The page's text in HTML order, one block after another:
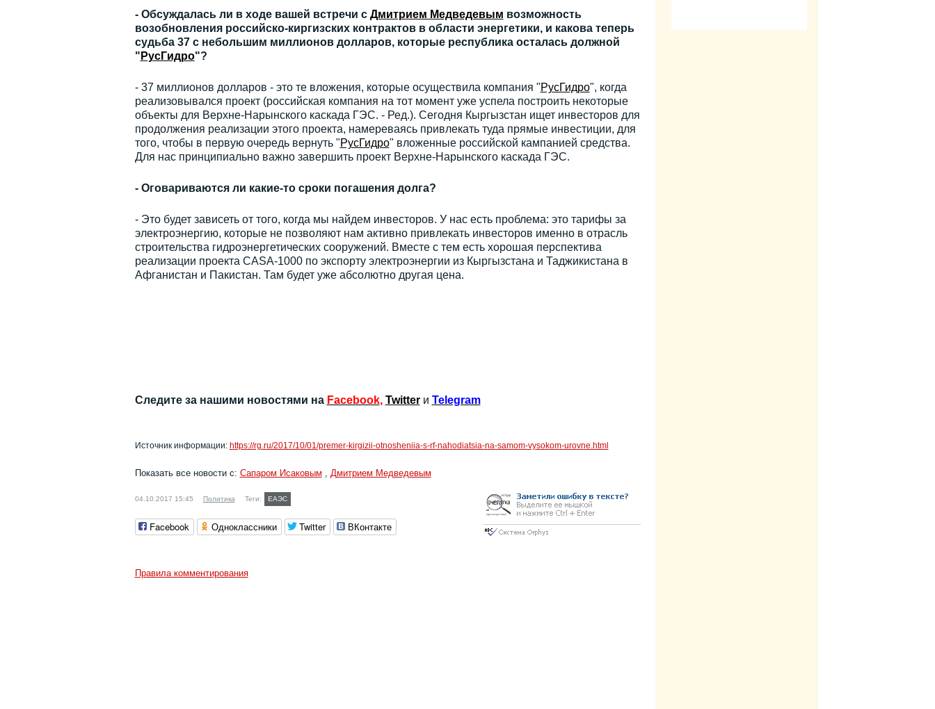
- Обсуждалась ли в ходе вашей встречи с Дмитрием Медведевым возможность
возобновления российско-киргизских контрактов в области энергетики, и какова теперь
судьба 37 с небольшим миллионов долларов, которые республика осталась должной
" РусГидро"?
- 37 миллионов долларов - это те вложения, которые осуществила компания "РусГидро", когда
реализовывался проект (российская компания на тот момент уже успела построить некоторые
объекты для Верхне-Нарынского каскада ГЭС. - Ред.). Сегодня Кыргызстан ищет инвесторов для
продолжения реализации этого проекта, намереваясь привлекать туда прямые инвестиции, для
того, чтобы в первую очередь вернуть "РусГидро" вложенные российской кампанией средства.
Для нас принципиально важно завершить проект Верхне-Нарынского каскада ГЭС.
- Оговариваются ли какие-то сроки погашения долга?
- Это будет зависеть от того, когда мы найдем инвесторов. У нас есть проблема: это тарифы за
электроэнергию, которые не позволяют нам активно привлекать инвесторов именно в отрасль
строительства гидроэнергетических сооружений. Вместе с тем есть хорошая перспектива
реализации проекта CASA-1000 по экспорту электроэнергии из Кыргызстана и Таджикистана в
Афганистан и Пакистан. Там будет уже абсолютно другая цена.
Следите за нашими новостями на Facebook, Twitter и Telegram
Источник информации: https://rg.ru/2017/10/01/premer-kirgizii-otnosheniia-s-rf-nahodiatsia-na-samom-vysokom-urovne.html
Показать все новости с: Сапаром Исаковым , Дмитрием Медведевым
04.10.2017 15:45 Политика Теги: ЕАЭС
Facebook Одноклассники Twitter ВКонтакте
Правила комментирования